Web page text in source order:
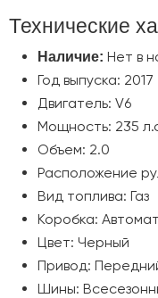
Технические
Наличие: Нет в
Год выпуска: 2017
Двигатель: V6
Мощность: 235
Объем: 2.0
Расположение
Вид топлива: Газ
Коробка: Автомат
Цвет: Черный
Привод:
Шины: